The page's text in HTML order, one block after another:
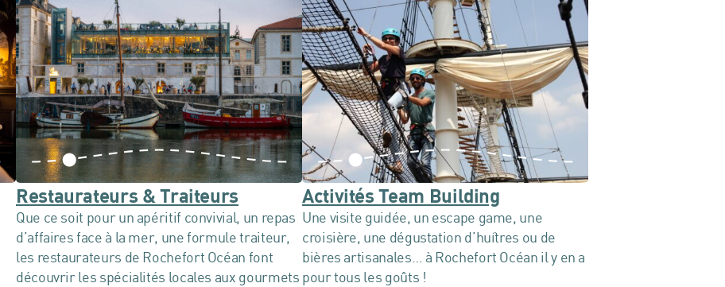
Restaurateurs & Traiteurs
Que ce soit pour un apéritif convivial, un repas
d’affaires face à la mer, une formule traiteur,
les restaurateurs de Rochefort Océan font
découvrir les spécialités locales aux gourmets
Activités Team Building
Une visite guidée, un escape game, une
croisière, une dégustation d’huîtres ou de
bières artisanales… à Rochefort Océan il y en a
pour tous les goûts !